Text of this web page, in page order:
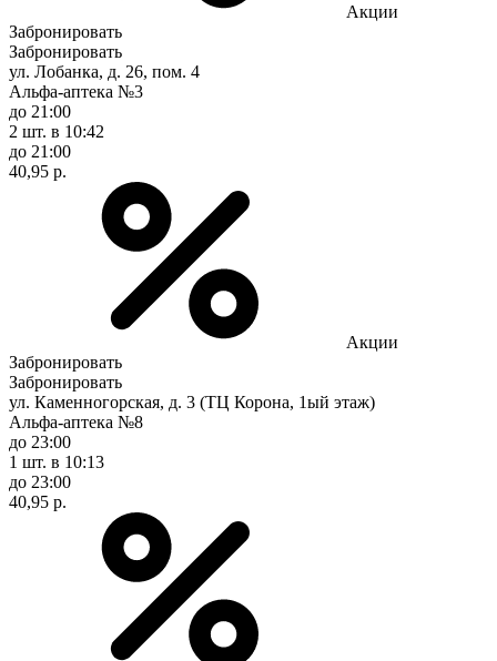
Акции
Забронировать
Забронировать
ул. Лобанка, д. 26, пом. 4
Альфа-аптека №3
до 21:00
2 шт. в 10:42
до 21:00
40,95 р.
Акции
Забронировать
Забронировать
ул. Каменногорская, д. 3 (ТЦ Корона, 1ый этаж)
Альфа-аптека №8
до 23:00
1 шт. в 10:13
до 23:00
40,95 р.